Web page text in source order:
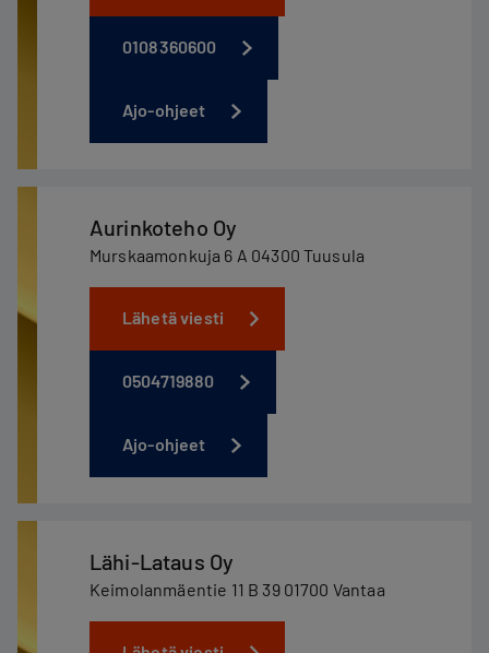
0108360600
Ajo-ohjeet
Aurinkoteho Oy
Murskaamonkuja 6 A 04300 Tuusula
Lähetä viesti
0504719880
Ajo-ohjeet
Lähi-Lataus Oy
Keimolanmäentie 11 B 39 01700 Vantaa